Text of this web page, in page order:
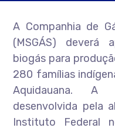
A Companhia de
(MSGÁS) deverá
biogás para
280 famílias
Aquidauana.
desenvolvida pela
Instituto Federal